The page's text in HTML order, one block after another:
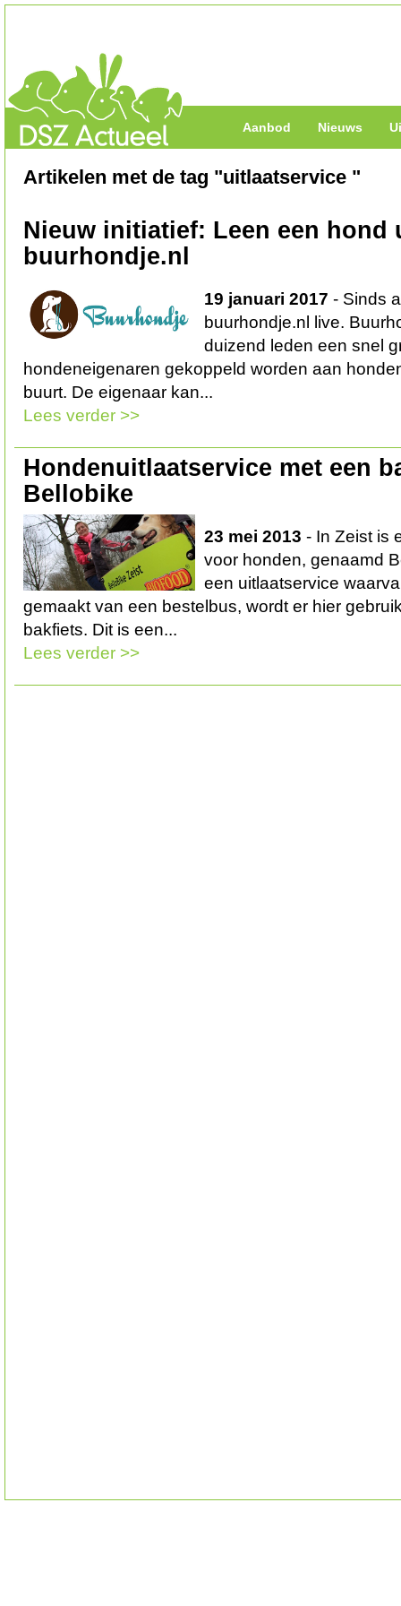
Aanbod Nieuws
Artikelen met de tag "uitlaatservice "
Nieuw initiatief: Leen een hond
buurhondje.nl
19 januari 2017 - Sinds
buurhondje.nl live.
duizend leden een snel
hondeneigenaren gekoppeld worden aan
buurt. De eigenaar kan...
Lees verder >>
Hondenuitlaatservice met een
Bellobike
23 mei 2013 - In Zeist is
voor honden, genaamd
een uitlaatservice
gemaakt van een bestelbus, wordt er hier
bakfiets. Dit is een...
Lees verder >>